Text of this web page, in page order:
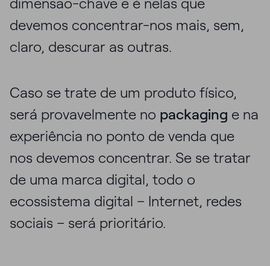
devemos concentrar-nos mais, sem,
claro, descurar as outras.
Caso se trate de um produto físico,
será provavelmente no packaging e na
experiência no ponto de venda que
nos devemos concentrar. Se se tratar
de uma marca digital, todo o
ecossistema digital – Internet, redes
sociais – será prioritário.